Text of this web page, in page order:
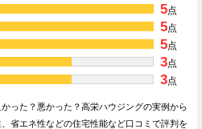
5点
5点
5点
3点
3点
った？悪かった？高栄ハウジングの実例から
省エネ性などの住宅性能など口コミで評判を